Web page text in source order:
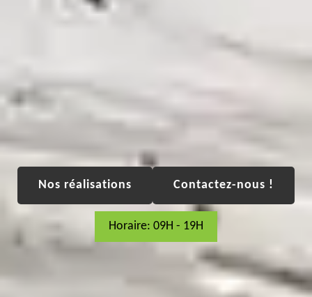
Nos réalisations Contactez-nous !
Horaire: 09H - 19H